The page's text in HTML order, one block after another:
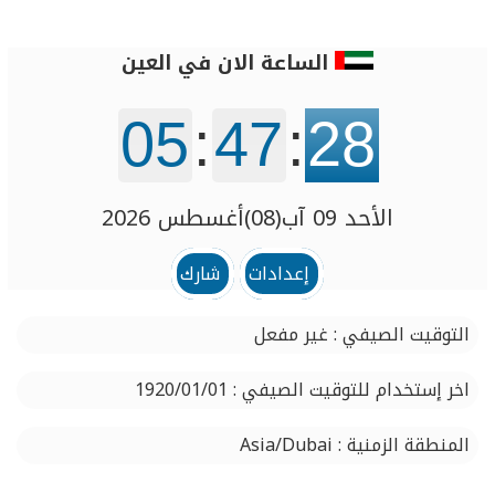
الساعة الان في العين
05:47:28
الأحد 09 آب(08)أغسطس 2026
إعدادات
شارك
التوقيت الصيفي : غير مفعل
اخر إستخدام للتوقيت الصيفي : 1920/01/01
المنطقة الزمنية : Asia/Dubai